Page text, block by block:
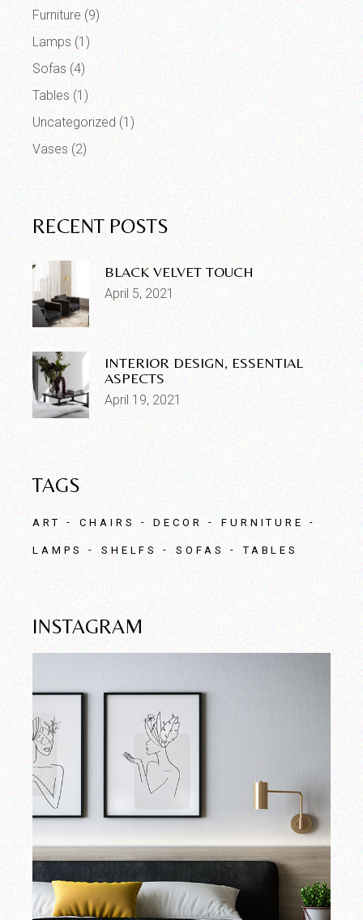
Furniture (9)
Lamps(1)
Sofas (4)
Tables(1)
Uncategorized (1)
Vases (2)
RECENT POSTS
BLACK VELVET TOUCH
April 5, 2021
INTERIOR DESIGN, ESSENTIAL
ASPECTS
April 19, 2021
TAGS
ART CHAIRS DECOR FURNITURE
LAMPS SHELFS SOFAS TABLES
INSTAGRAM